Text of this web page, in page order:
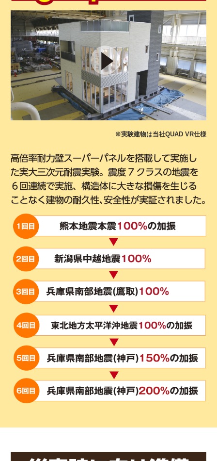
※実験建物は当社QUAD VR仕様